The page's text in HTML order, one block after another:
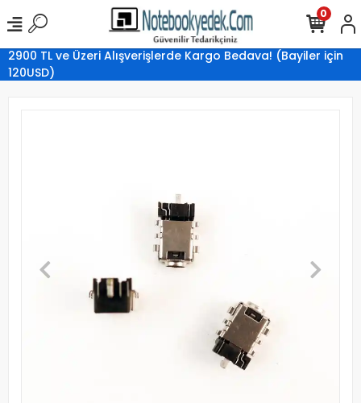
2900 TL ve Üzeri Alışverişlerde Kargo Bedava! (Bayiler için
120USD)
0